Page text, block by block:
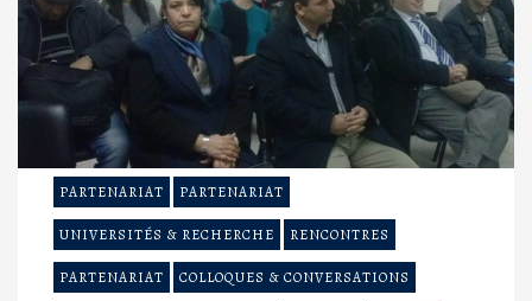
PARTENARIAT PARTENARIAT
UNIVERSITÉS & RECHERCHE RENCONTRES
PARTENARIAT COLLOQUES & CONVERSATIONS